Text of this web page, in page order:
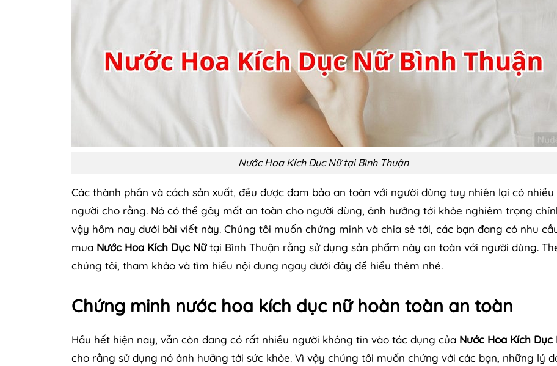
Nước Hoa Kích Dục Nữ tại Bình Thuận
Các thành phần và cách sản xuất, đều được đam bảo an toàn với người dùng tuy nhiên lại có nhiều
người cho rằng. Nó có thể gây mất an toàn cho người dùng, ảnh hưởng tới khỏe nghiêm trọng
vậy hôm nay dưới bài viết này. Chúng tôi muốn chứng minh và chia sẻ tới, các bạn đang có nhu
mua Nước Hoa Kích Dục Nữtại Bình Thuận rằng sử dụng sản phẩm này an toàn với người dùng.
chúng tôi, tham khảo và tìm hiểu nội dung ngay dưới đây để hiểu thêm nhé.
Chứng minh nước hoa kích dục nữ hoàn toàn an toàn
Hầu hết hiện nay, vẫn còn đang có rất nhiều người không tin vào tác dụng của Nước Hoa Kích Dục
cho rằng sử dụng nó ảnh hưởng tới sức khỏe. Vì vậy chúng tôi muốn chứng với các bạn, những lý